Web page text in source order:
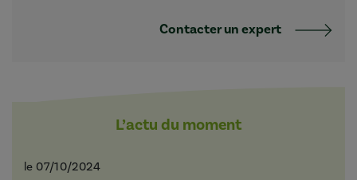
Contacter un expert
L’actu du moment
le 07/10/2024